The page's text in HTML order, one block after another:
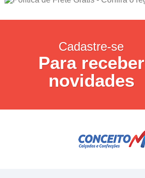
Cadastre-se
Para receber
novidades